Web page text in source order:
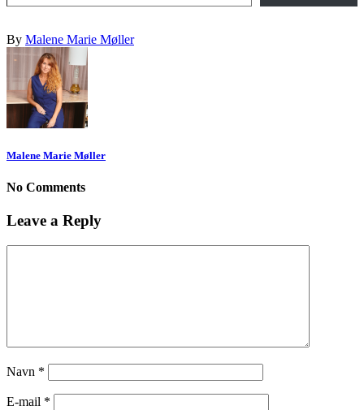
By Malene Marie Møller
Malene Marie Møller
No Comments
Leave a Reply
Navn *
E-mail *